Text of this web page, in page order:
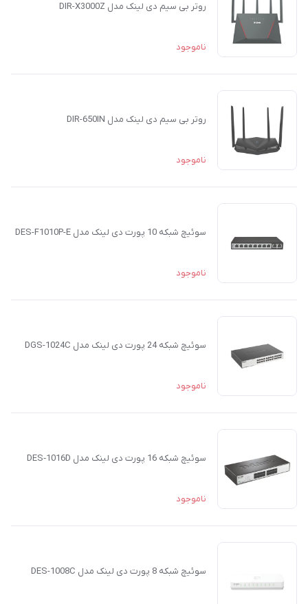
روتر بی سیم دی لینک مدل DIR-X3000Z
ناموجود
روتر بی سیم دی لینک مدل DIR-650IN
ناموجود
سوئیچ شبکه 10 پورت دی لینک مدل DES-F1010P-E
ناموجود
سوئیچ شبکه 24 پورت دی لینک مدل DGS-1024C
ناموجود
سوئیچ شبکه 16 پورت دی لینک مدل DES‑1016D
ناموجود
سوئیچ شبکه 8 پورت دی لینک مدل DES-1008C